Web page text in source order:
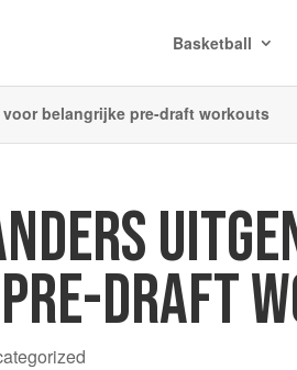
Basketball
belangrijke pre-draft workouts
DRAFT